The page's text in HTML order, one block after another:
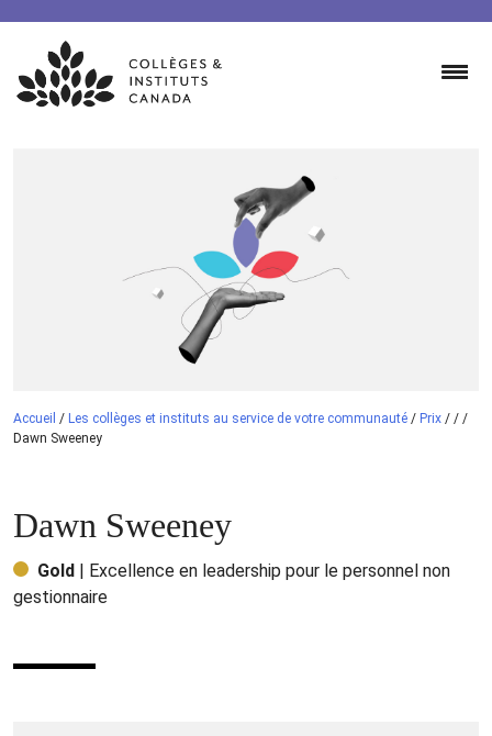
Skip
content
Accueil / Les collèges et instituts au service de votre communauté / Prix / / /
Dawn Sweeney
Dawn Sweeney
Gold
| Excellence en leadership pour le personnel non
gestionnaire